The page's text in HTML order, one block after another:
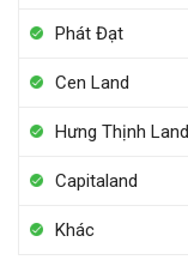
Phát Đạt
Cen Land
Hưng Thịnh Land
Capitaland
Khác